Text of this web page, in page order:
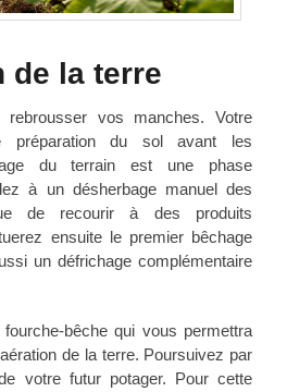
de la terre
rebrousser vos manches. Votre
préparation du sol avant les
du terrain est une phase
à un désherbage manuel des
de recourir à des produits
ensuite le premier bêchage
un défrichage complémentaire
bêche qui vous permettra
de la terre. Poursuivez par
votre futur potager. Pour cette